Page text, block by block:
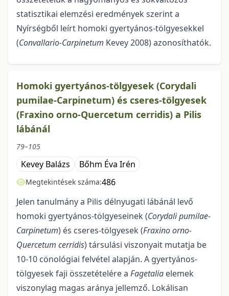
statisztikai elemzési eredmények szerint a
Nyírségből leírt homoki gyertyános-tölgyesekkel
(Convallario-Carpinetum Kevey 2008) azonosíthatók.
Homoki gyertyános-tölgyesek (Corydali
pumilae-Carpinetum) és cseres-tölgyesek
(Fraxino orno-Quercetum cerridis) a Pilis
lábánál
79–105
Kevey Balázs Bőhm Éva Irén
Megtekintések száma:486
Jelen tanulmány a Pilis délnyugati lábánál levő
homoki gyertyános-tölgyeseinek (Corydalipumilae-
Carpinetum) és cseres-tölgyesek (Fraxino orno-
Quercetum cerridis) társulási viszo­nyait mutatja be
10-10 cönológiai felvétel alapján. A gyertyános-
tölgyesek faji összetételére a Fagetalia ele­mek
viszonylag magas aránya jellemző. Lokálisan